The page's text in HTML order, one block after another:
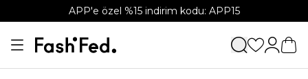
APP'e özel %15 indirim kodu: APP15